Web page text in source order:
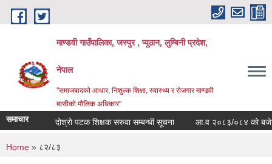
Skip to main content
माण्डवी गाउँपालिका, जस्पुर , प्यूठान, लुम्बिनी प्रदेश,
नेपाल
"समाजबादको आधार, निशुल्क शिक्षा, स्वास्थ्य र रोजगार माण्डवी
बासीको मौलिक अधिकार"
समाचार दोश्रो पटक शिक्षक सरुवा सम्बन्धी सूचना आ.व २०८३/०८४ को बजेट
You are here
Home » ८२/८३